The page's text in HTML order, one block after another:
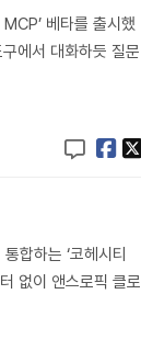
베타를 출시했
에서 대화하듯 질문
합하는 ‘코헤시티
없이 앤스로픽 클로